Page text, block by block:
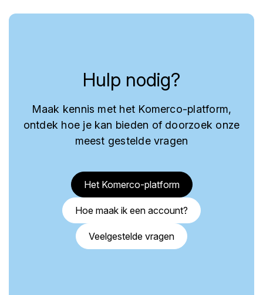
Hulp nodig?
Maak kennis met het Komerco-platform,
ontdek hoe je kan bieden of doorzoek onze
meest gestelde vragen
Het Komerco-platform
Hoe maak ik een account?
Veelgestelde vragen